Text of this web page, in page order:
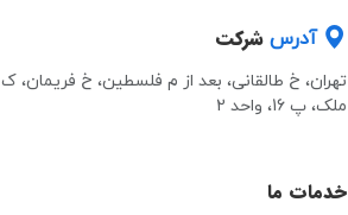
آدرس شرکت
تهران، خ طالقانی، بعد از م فلسطین، خ فریمان، ک
ملک، پ 16، واحد 2
خدمات ما